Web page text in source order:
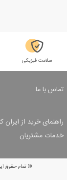
سلامت فیزیکی
تماس با ما
راهنمای خرید از ایران
ثبت سفارش
شرایط ارسال سفارش
شیوه پرداخت
تخفیف‌های خرید
خدمات مشتریان
© تمام حقوق